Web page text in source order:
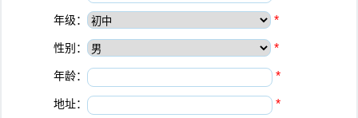
年级： *
性别： *
年龄： *
地址： *